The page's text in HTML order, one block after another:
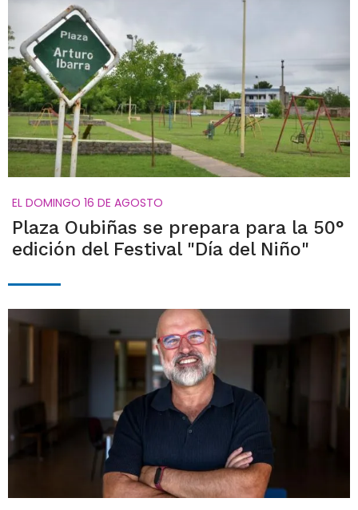
EL DOMINGO 16 DE AGOSTO
Plaza Oubiñas se prepara para la 50°
edición del Festival "Día del Niño"